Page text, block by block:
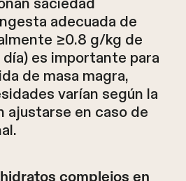
saciedad
adecuada de
≥0.8 g/kg de
es importante para
de masa magra,
varían según la
ajustarse en caso de
complejos en